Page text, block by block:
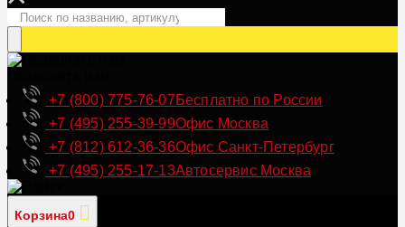
+7 (800) 775-76-07Бесплатно по России
+7 (495) 255-39-99Офис Москва
+7 (812) 612-36-36Офис Санкт-Петербург
+7 (495) 255-17-13Автосервис Москва
Корзина0